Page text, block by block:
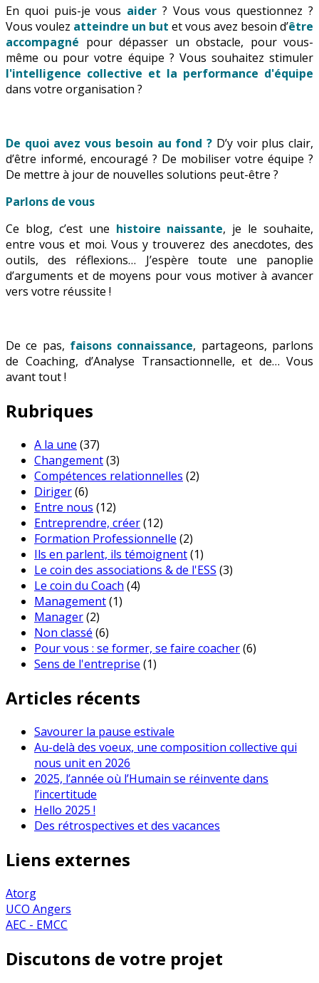
En quoi puis-je vous aider ? Vous vous questionnez ?
Vous voulez atteindre un but et vous avez besoin d’être
accompagné pour dépasser un obstacle, pour vous-
même ou pour votre équipe ? Vous souhaitez stimuler
l'intelligence collective et la performance d'équipe
dans votre organisation ?
De quoi avez vous besoin au fond ? D’y voir plus clair,
d’être informé, encouragé ? De mobiliser votre équipe ?
De mettre à jour de nouvelles solutions peut-être ?
Parlons de vous
Ce blog, c’est une histoire naissante, je le souhaite,
entre vous et moi. Vous y trouverez des anecdotes, des
outils, des réflexions… J’espère toute une panoplie
d’arguments et de moyens pour vous motiver à avancer
vers votre réussite !
De ce pas, faisons connaissance, partageons, parlons
de Coaching, d’Analyse Transactionnelle, et de… Vous
avant tout !
Rubriques
A la une (37)
Changement(3)
Compétences relationnelles (2)
Diriger(6)
Entre nous (12)
Entreprendre, créer(12)
Formation Professionnelle (2)
Ils en parlent, ils témoignent(1)
Le coin des associations & de l'ESS (3)
Le coin du Coach (4)
Management(1)
Manager(2)
Non classé (6)
Pour vous : se former, se faire coacher(6)
Sens de l'entreprise (1)
Articles récents
Savourer la pause estivale
Au-delà des voeux, une composition collective qui
nous unit en 2026
2025, l’année où l’Humain se réinvente dans
l’incertitude
Hello 2025 !
Des rétrospectives et des vacances
Liens externes
Atorg
UCO Angers
AEC - EMCC
Discutons de votre projet